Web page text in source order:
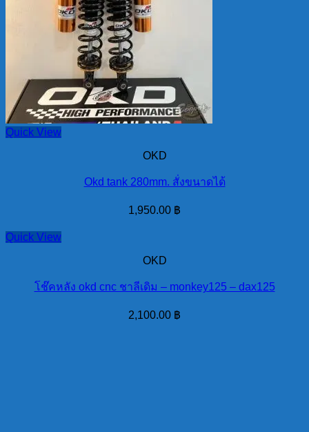
Quick View
OKD
Okd tank 280mm. สั่งขนาดได้
1,950.00 ฿
Quick View
OKD
โช๊คหลัง okd cnc ชาลีเดิม – monkey125 – dax125
2,100.00 ฿